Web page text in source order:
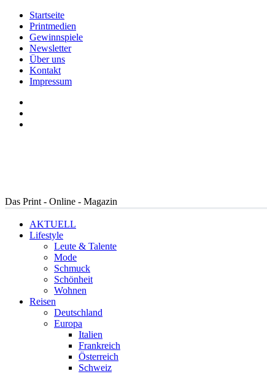
Startseite
Printmedien
Gewinnspiele
Newsletter
Über uns
Kontakt
Impressum
Das Print - Online - Magazin
AKTUELL
Lifestyle
Leute & Talente
Mode
Schmuck
Schönheit
Wohnen
Reisen
Deutschland
Europa
Italien
Frankreich
Österreich
Schweiz